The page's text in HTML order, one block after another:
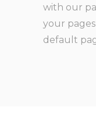
with our
your
default